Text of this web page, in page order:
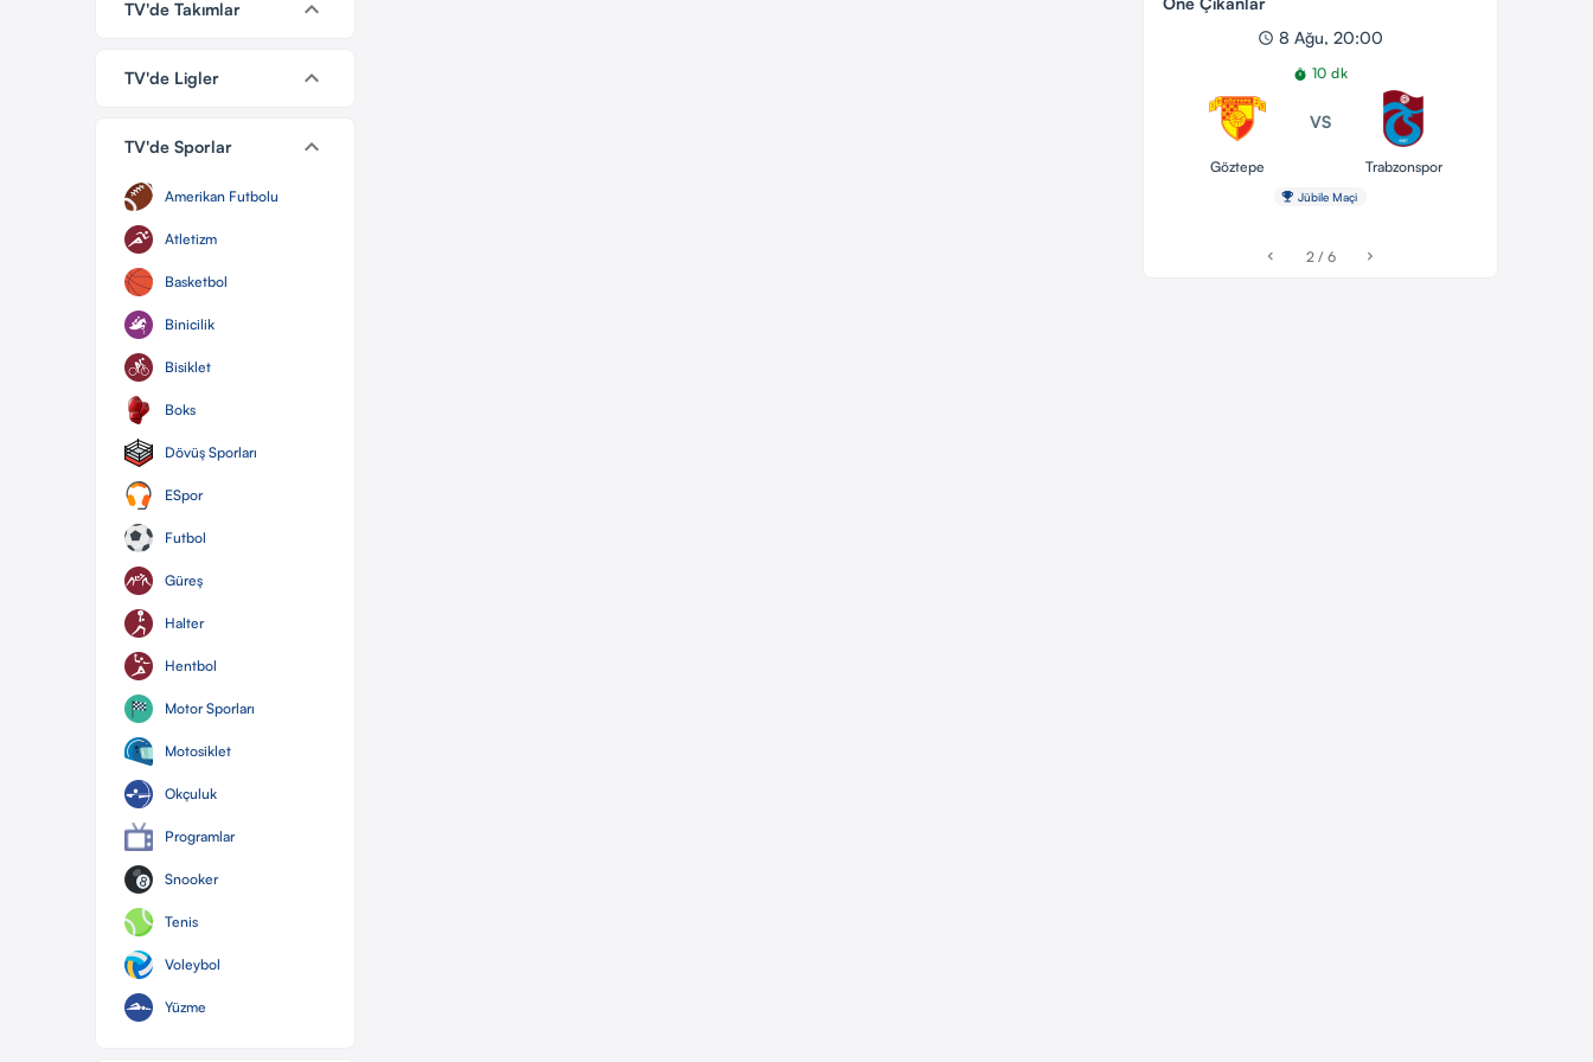
TV'de Takımlar keyboard_arrow_down
TV'de Ligler keyboard_arrow_down
TV'de Sporlar keyboard_arrow_down
Amerikan Futbolu
Atletizm
Basketbol
Binicilik
Bisiklet
Boks
Dövüş Sporları
ESpor
Futbol
Güreş
Halter
Hentbol
Motor Sporları
Motosiklet
Okçuluk
Programlar
Snooker
Tenis
Voleybol
Yüzme
schedule 8 Ağu, 20:00
timer 10 dk
Göztepe
VS
Trabzonspor
emoji_events Jübile Maçi
chevron_left 2 / 6 chevron_right